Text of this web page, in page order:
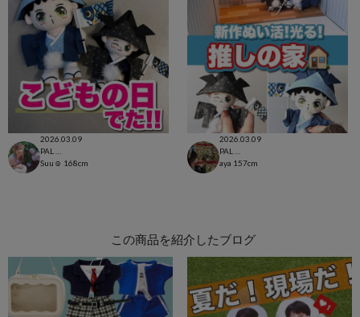
2026.03.09
Suu☺︎ 168cm
2026.03.09
aya 157cm
この商品を紹介したブログ